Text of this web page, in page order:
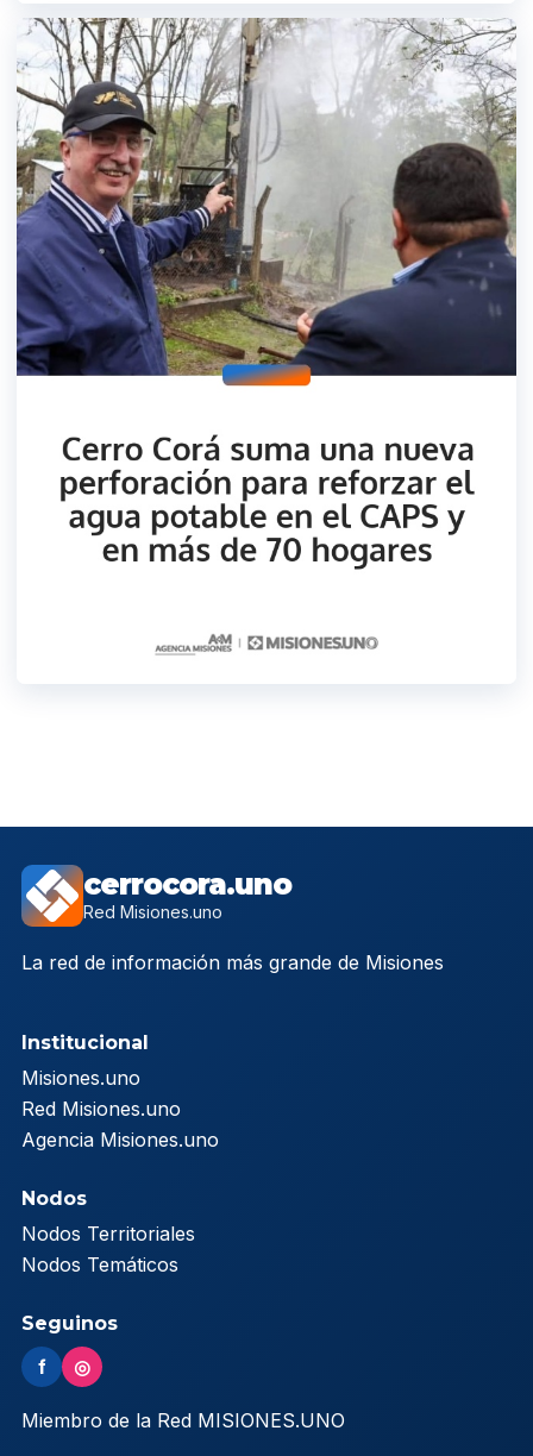
cerrocora.uno
Red Misiones.uno
La red de información más grande de Misiones
Institucional
Misiones.uno
Red Misiones.uno
Agencia Misiones.uno
Nodos
Nodos Territoriales
Nodos Temáticos
Seguinos
f ◎
Miembro de la Red MISIONES.UNO